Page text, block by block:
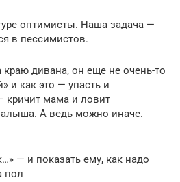
оптимисты. Наша задача —
в пессимистов.
дивана, он еще не очень-то
и как это — упасть и
кричит мама и ловит
А ведь можно иначе.
— и показать ему, как надо
пол